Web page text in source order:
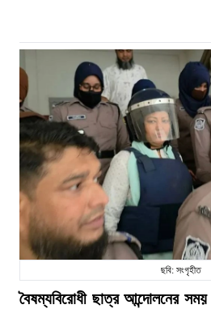
ছবি: সংগৃহীত
বৈষম্যবিরোধী ছাত্র আন্দোলনের